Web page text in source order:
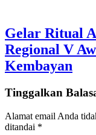
Gelar Ritual
Regional V
Kembayan
Tinggalkan
Alamat email Anda
ditandai *